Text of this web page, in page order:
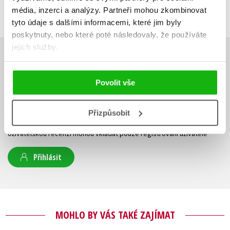
média, inzerci a analýzy. Partneři mohou zkombinovat
tyto údaje s dalšími informacemi, které jim byly
poskytnuty, nebo které poté následovaly, že používáte
jejich služby.
Povolit vše
Přizpůsobit
HODNOCENÍ ČTENÁŘŮ
V současné době nejsou vytvořena žádná uživatelská hodnocení.
Uživatelskou recenzi mohou vkládat pouze registrovaní uživatelé
Přihlásit
MOHLO BY VÁS TAKÉ ZAJÍMAT